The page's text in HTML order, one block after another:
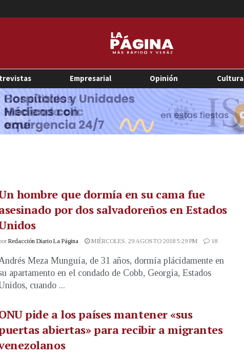
Empresarial Opinión Cultura
hombre que dormía en su cama fue
por dos salvadoreños en Estados
Redacción Diario La Página MIÉRCOLES, 29 AGOSTO 2018 5:29 PM 18
Meza Munguía, de 31 años, dormía plácidamente en
apartamento en el condado de Cobb, Georgia, Estados
cuando ...
pide a los países mantener «sus
abiertas» para recibir a migrantes